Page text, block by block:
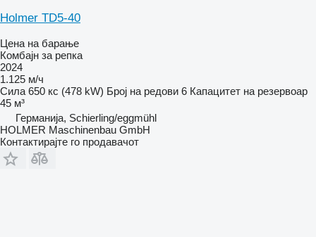
Holmer TD5-40
Цена на барање
Комбајн за репка
2024
1.125 м/ч
Сила 650 кс (478 kW) Број на редови 6 Капацитет на резервоар
45 м³
Германија, Schierling/eggmühl
HOLMER Maschinenbau GmbH
Контактирајте го продавачот